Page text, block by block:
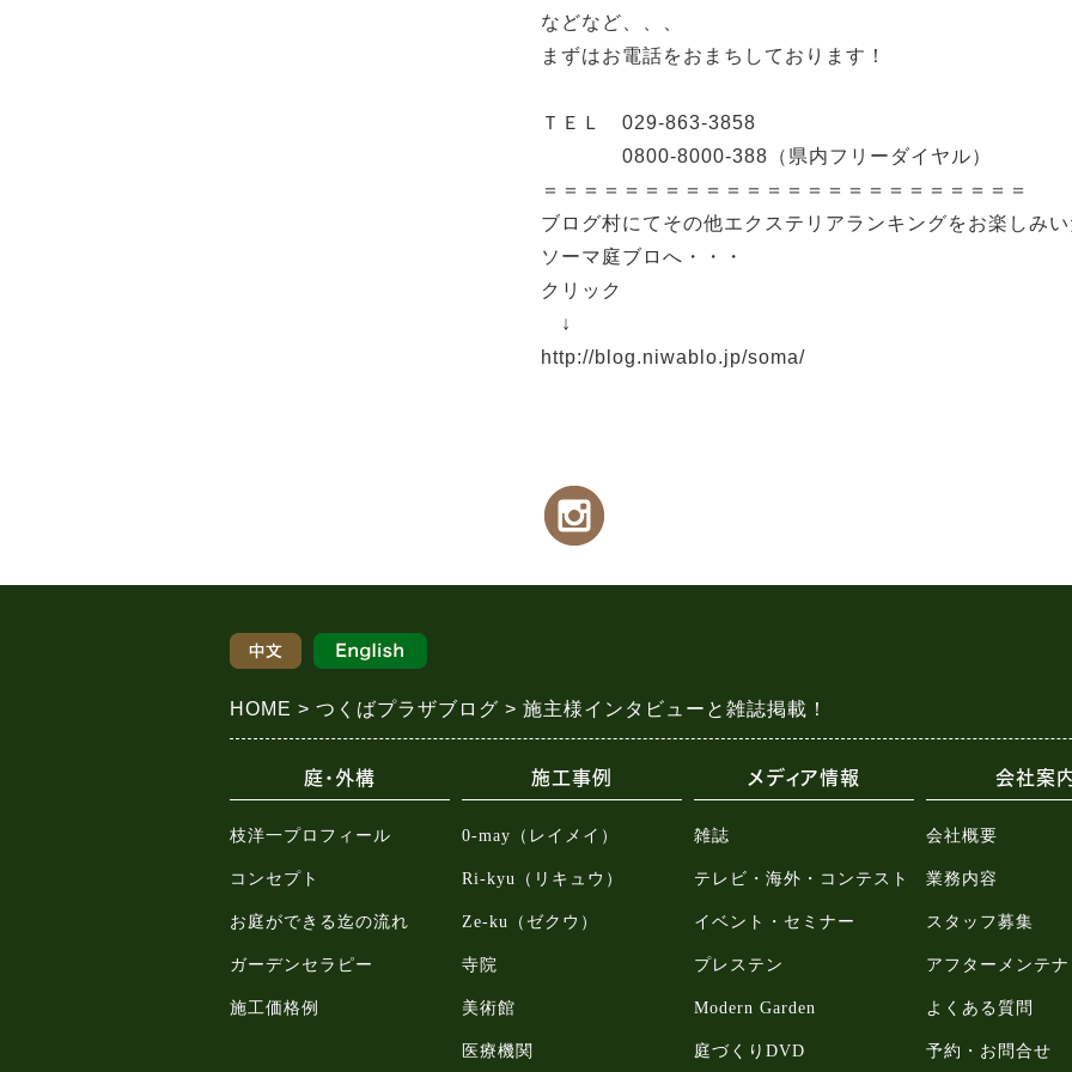
などなど、、、
まずはお電話をおまちしております！
ＴＥＬ 029-863-3858
0800-8000-388（県内フリーダイヤル）
＝＝＝＝＝＝＝＝＝＝＝＝＝＝＝＝＝＝＝＝＝＝＝＝
ブログ村にてその他エクステリアランキングをお楽しみ
ソーマ庭ブロへ・・・
クリック
↓
http://blog.niwablo.jp/soma/
HOME つくばプラザブログ 施主様インタビューと雑誌掲載！
庭・外構
枝洋一プロフィール
コンセプト
お庭ができる迄の流れ
ガーデンセラピー
施工価格例
施工事例
0-may（レイメイ）
Ri-kyu（リキュウ）
Ze-ku（ゼクウ）
寺院
美術館
医療機関
メディア情報
雑誌
テレビ・海外・コンテスト
イベント・セミナー
プレステン
Modern Garden
庭づくりDVD
会社案
会社概要
業務内容
スタッフ募集
アフターメンテ
よくある質問
予約・お問合せ